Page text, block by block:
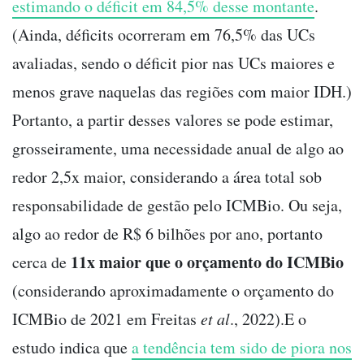
estimando o déficit em 84,5% desse montante.
(Ainda, déficits ocorreram em 76,5% das UCs
avaliadas, sendo o déficit pior nas UCs maiores e
menos grave naquelas das regiões com maior IDH.)
Portanto, a partir desses valores se pode estimar,
grosseiramente, uma necessidade anual de algo ao
redor 2,5x maior, considerando a área total sob
responsabilidade de gestão pelo ICMBio. Ou seja,
algo ao redor de R$ 6 bilhões por ano, portanto
cerca de 11x maior que o orçamento do ICMBio
(considerando aproximadamente o orçamento do
ICMBio de 2021 em Freitas et al., 2022).E o
estudo indica quea tendência tem sido de piora nos